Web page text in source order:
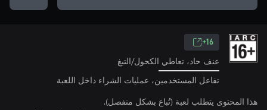
16+
عنف حاد، تعاطي الكحول/التبغ
تفاعل المستخدمين، عمليات الشراء داخل اللعبة
هذا المحتوى يتطلب لعبة (تُباع بشكل منفصل).